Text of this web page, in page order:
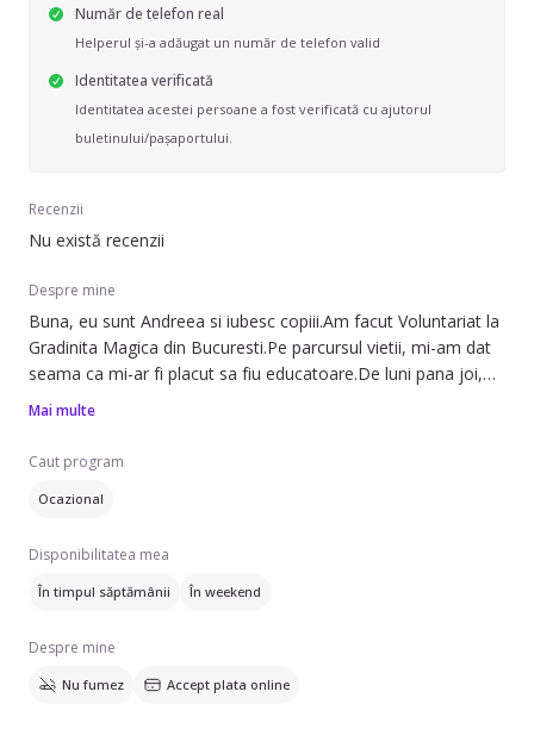
Număr de telefon real
Helperul și-a adăugat un număr de telefon valid
Identitatea verificată
Identitatea acestei persoane a fost verificată cu ajutorul
buletinului/pașaportului.
Recenzii
Nu există recenzii
Despre mine
Buna, eu sunt Andreea si iubesc copiii.Am facut Voluntariat la
Gradinita Magica din Bucuresti.Pe parcursul vietii, mi-am dat
seama ca mi-ar fi placut sa fiu educatoare.De luni pana joi,
sunt asistent manager la o firma.Sunt prietenoasa,
copiii.
Mai multe
Caut program
Ocazional
Disponibilitatea mea
În timpul săptămânii În weekend
Despre mine
Nu fumez Accept plata online